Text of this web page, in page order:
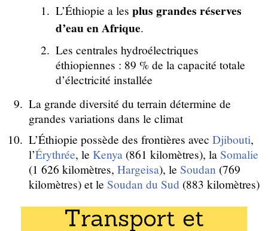
L’Éthiopie a les plus grandes réserves
d’eau en Afrique.
Les centrales hydroélectriques
éthiopiennes : 89 % de la capacité totale
d’électricité installée
La grande diversité du terrain détermine de
grandes variations dans le climat
L’Éthiopie possède des frontières avec Djibouti,
l’Érythrée, le Kenya (861 kilomètres), la Somalie
(1 626 kilomètres, Hargeisa), le Soudan (769
kilomètres) et le Soudan du Sud (883 kilomètres)